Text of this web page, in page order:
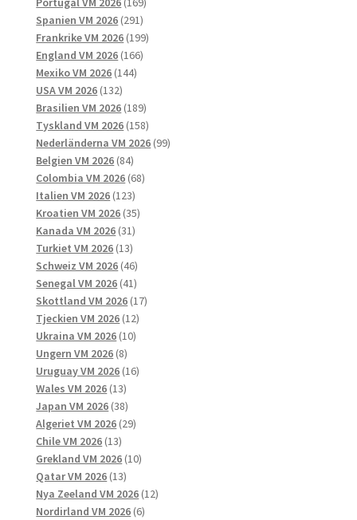
Spanien VM 2026 291291
produkter
Frankrike VM 2026 199199
England VM 2026 166166
Mexiko VM 2026 144144
USA VM 2026 132132
produkter
Brasilien VM 2026 189189
produkter
Tyskland VM 2026 158158
produkter
Nederländerna VM 2026 9999
Belgien VM 2026 8484
produkter
Colombia VM 2026 6868
Italien VM 2026 123123
produkter
Kroatien VM 2026 3535
Kanada VM 2026 3131
produkter
Turkiet VM 2026 1313
produkter
Schweiz VM 2026 4646
produkter
Senegal VM 2026 4141
produkter
Skottland VM 2026 1717
Tjeckien VM 2026 1212
Ukraina VM 2026 1010
Ungern VM 2026 88
produkter
Uruguay VM 2026 1616
Wales VM 2026 1313
produkter
Japan VM 2026 3838
produkter
Algeriet VM 2026 2929
Chile VM 2026 1313
produkter
Grekland VM 2026 1010
Qatar VM 2026 1313
produkter
Nya Zeeland VM 2026 1212
Nordirland VM 2026 66